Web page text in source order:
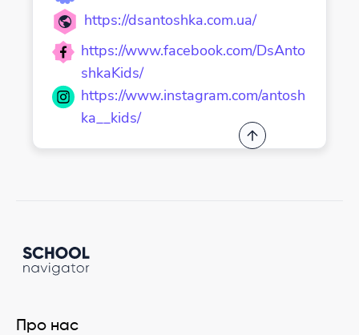
https://dsantoshka.com.ua/
https://www.facebook.com/DsAnto
shkaKids/
https://www.instagram.com/antosh
ka__kids/
Про нас